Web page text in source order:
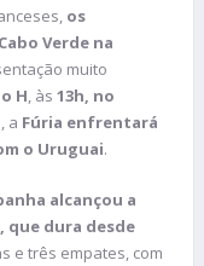
os
Verde na
muito
H, às 13h, no
, a Fúria enfrentará
o Uruguai.
alcançou a
que dura desde
e três empates, com